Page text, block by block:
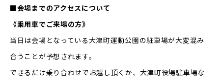
■会場までのアクセスについて
《乗用車でご来場の方》
当日は会場となっている大津町運動公園の駐車場が大変混み
合うことが予想されます。
できるだけ乗り合わせでお越し頂くか、大津町役場駐車場な